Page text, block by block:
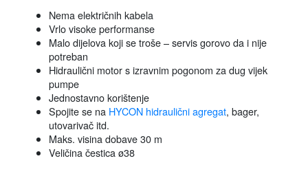
Nema električnih kabela
Vrlo visoke performanse
Malo dijelova koji se troše – servis gorovo da i nije
potreban
Hidraulični motor s izravnim pogonom za dug vijek
pumpe
Jednostavno korištenje
Spojite se na HYCON hidraulični agregat, bager,
utovarivač itd.
Maks. visina dobave 30 m
Veličina čestica ø38